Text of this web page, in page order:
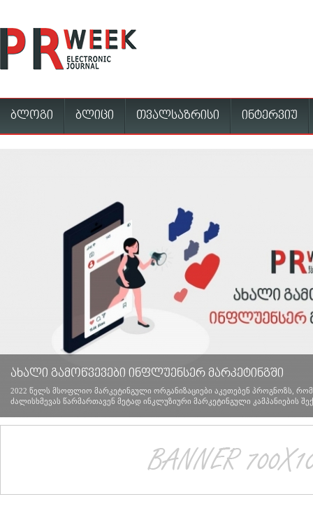
ბლოგი ბლიცი თვალსაზრისი ინტერვიუ
ახალი გამოწვევები ინფლუენსერ მარკეტინგში
2022 წელს მსოფლიო მარკეტინგული ორგანიზაციები აკეთებენ პროგნოზს,
ძალისხმევას წარმართავენ მეტად ინკლუზიური მარკეტინგული კამპანიების